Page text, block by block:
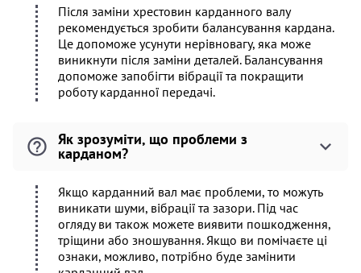
Після заміни хрестовин карданного валу
рекомендується зробити балансування кардана.
Це допоможе усунути нерівновагу, яка може
виникнути після заміни деталей. Балансування
допоможе запобігти вібрації та покращити
роботу карданної передачі.
Як зрозуміти, що проблеми з
карданом?
Якщо карданний вал має проблеми, то можуть
виникати шуми, вібрації та зазори. Під час
огляду ви також можете виявити пошкодження,
тріщини або зношування. Якщо ви помічаєте ці
ознаки, можливо, потрібно буде замінити